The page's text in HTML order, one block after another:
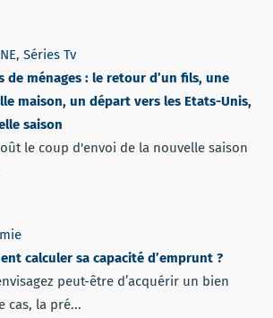
, Séries Tv
de ménages : le retour d’un fils, une
maison, un départ vers les Etats-Unis,
saison
le coup d'envoi de la nouvelle saison
calculer sa capacité d’emprunt ?
peut-être d’acquérir un bien
cas, la pré...